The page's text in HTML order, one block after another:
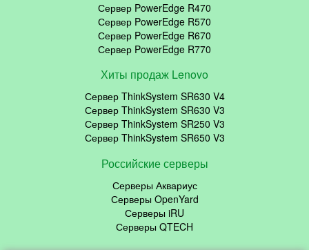
Сервер PowerEdge R470
Сервер PowerEdge R570
Сервер PowerEdge R670
Сервер PowerEdge R770
Хиты продаж Lenovo
Сервер ThinkSystem SR630 V4
Сервер ThinkSystem SR630 V3
Сервер ThinkSystem SR250 V3
Сервер ThinkSystem SR650 V3
Российские серверы
Серверы Аквариус
Серверы OpenYard
Серверы iRU
Серверы QTECH